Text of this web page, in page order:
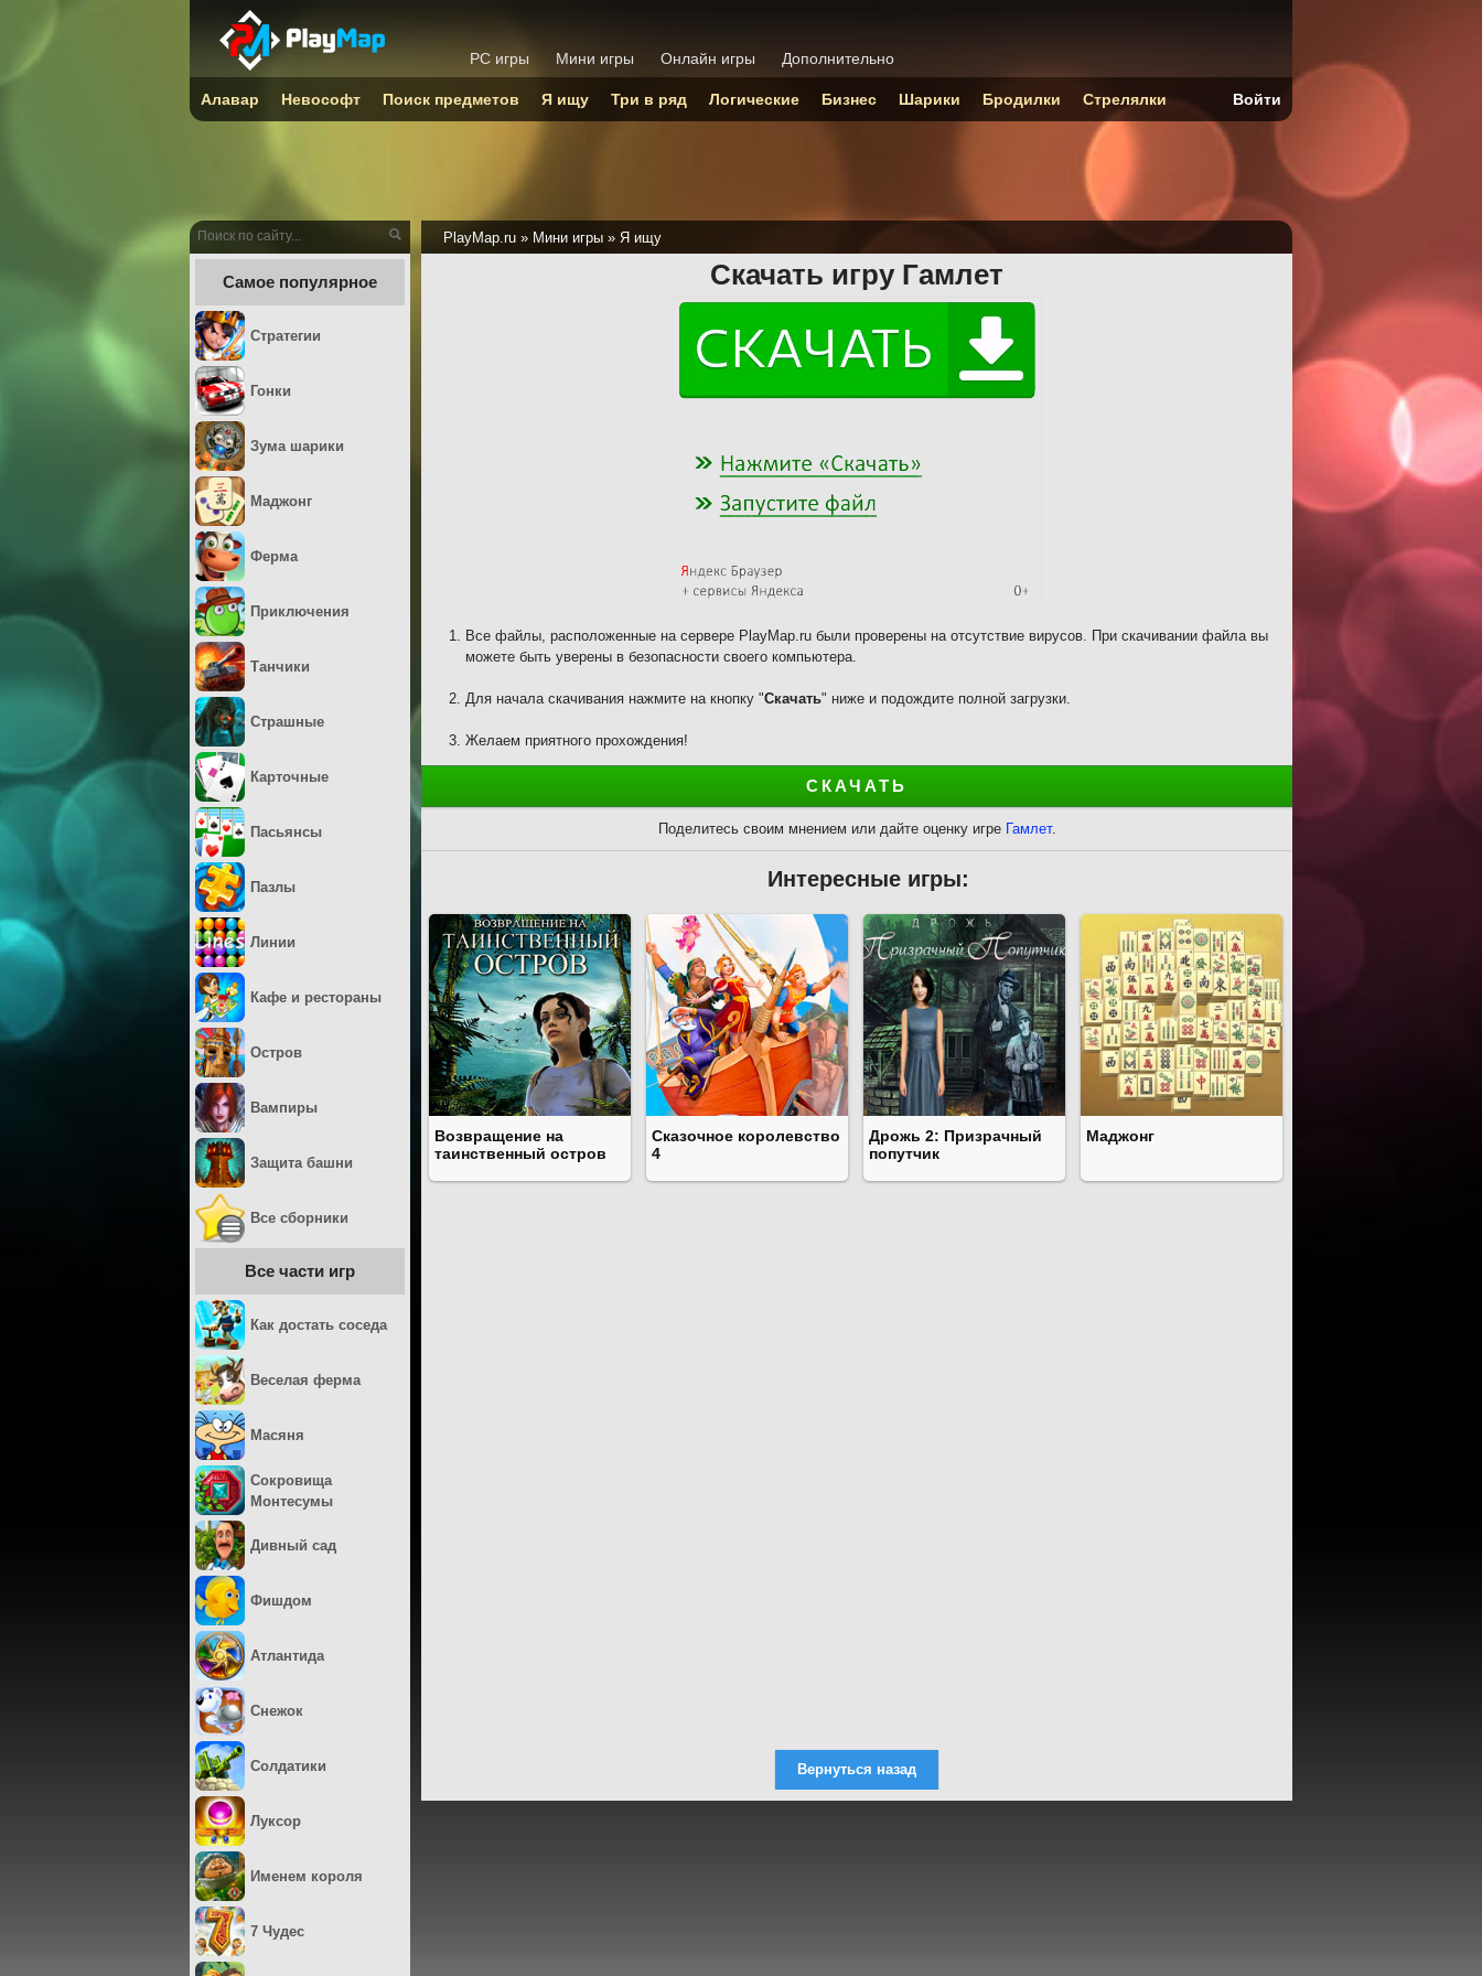
PlayMap.ru » Мини игры » Я ищу
Скачать игру Гамлет
Все файлы, расположенные на сервере PlayMap.ru были проверены на отсутствие вирусов. При скачивании файла вы
можете быть уверены в безопасности своего компьютера.
Для начала скачивания нажмите на кнопку "Скачать" ниже и подождите полной загрузки.
Желаем приятного прохождения!
СКАЧАТЬ
Поделитесь своим мнением или дайте оценку игре Гамлет.
Интересные игры:
Возвращение на
таинственный остров
Сказочное королевство
4
Дрожь 2: Призрачный
попутчик
Маджонг
Самое популярное
Стратегии
Гонки
Зума шарики
Маджонг
Ферма
Приключения
Танчики
Страшные
Карточные
Пасьянсы
Пазлы
Линии
Кафе и рестораны
Остров
Вампиры
Защита башни
Все сборники
Все части игр
Как достать соседа
Веселая ферма
Масяня
Сокровища
Монтесумы
Дивный сад
Фишдом
Атлантида
Снежок
Солдатики
Луксор
Именем короля
7 Чудес
PC игры Мини игры Онлайн игры Дополнительно
Алавар Невософт Поиск предметов Я ищу Три в ряд Логические Бизнес Шарики Бродилки Стрелялки Войти